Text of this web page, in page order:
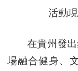
活動
在貴州發出
場融合健身、